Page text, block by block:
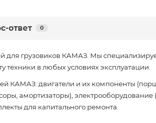
ответ 0
грузовиков КАМАЗ. Мы
в любых условиях эксплуатации.
КАМАЗ: двигатели и их компоненты
амортизаторы), электрооборудование
для капитального ремонта.